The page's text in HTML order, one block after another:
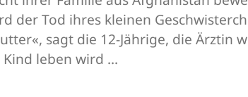
der Tod ihres kleinen
sagt die 12-Jährige, die Ärztin
leben wird ...